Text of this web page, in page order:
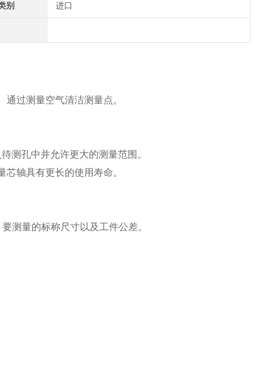
别 进口
过测量空气清洁测量点。
测孔中并允许更大的测量范围。
轴具有更长的使用寿命。
测量的标称尺寸以及工件公差。